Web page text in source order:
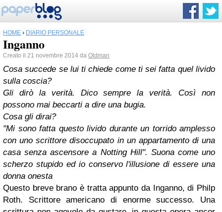
HOME › DIARIO PERSONALE
Inganno
Creato il 21 novembre 2014 da Oldman
Cosa succede se lui ti chiede come ti sei fatta quel livido
sulla coscia?
Gli dirò la verità. Dico sempre la verità. Così non
possono mai beccarti a dire una bugia.
Cosa gli dirai?
"Mi sono fatta questo livido durante un torrido amplesso
con uno scrittore disoccupato in un appartamento di una
casa senza ascensore a Notting Hill". Suona come uno
scherzo stupido ed io conservo l'illusione di essere una
donna onesta
Questo breve brano è tratta appunto da Inganno, di Philp
Roth. Scrittore americano di enorme successo. Una